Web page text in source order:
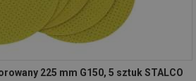
225 mm G150, 5 sztuk STALCO